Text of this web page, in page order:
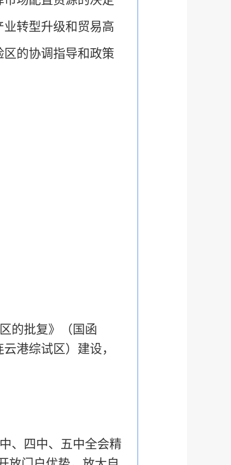
转型升级和贸易高
的协调指导和政策
的批复》（国函
港综试区）建设，
、四中、五中全会精